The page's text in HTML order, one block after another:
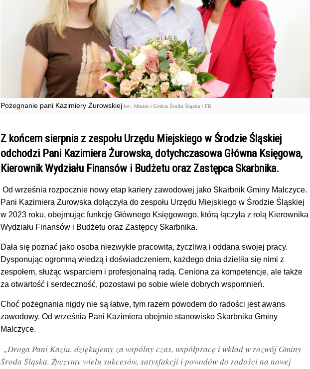
Pożegnanie pani Kazimiery Żurowskiej fot.: Miasto i Gmina Środa Śląska / FB
Z końcem sierpnia z zespołu Urzędu Miejskiego w Środzie Śląskiej
odchodzi Pani Kazimiera Żurowska, dotychczasowa Główna Księgowa,
Kierownik Wydziału Finansów i Budżetu oraz Zastępca Skarbnika.
Od września rozpocznie nowy etap kariery zawodowej jako Skarbnik Gminy Malczyce.
Pani Kazimiera Żurowska dołączyła do zespołu Urzędu Miejskiego w Środzie Śląskiej
w 2023 roku, obejmując funkcję Głównego Księgowego, którą łączyła z rolą Kierownika
Wydziału Finansów i Budżetu oraz Zastępcy Skarbnika.
Dała się poznać jako osoba niezwykle pracowita, życzliwa i oddana swojej pracy.
Dysponując ogromną wiedzą i doświadczeniem, każdego dnia dzieliła się nimi z
zespołem, służąc wsparciem i profesjonalną radą. Ceniona za kompetencje, ale także
za otwartość i serdeczność, pozostawi po sobie wiele dobrych wspomnień.
Choć pożegnania nigdy nie są łatwe, tym razem powodem do radości jest awans
zawodowy. Od września Pani Kazimiera obejmie stanowisko Skarbnika Gminy
Malczyce.
„Droga Pani Kaziu, dziękujemy za wspólny czas, współpracę i wkład w rozwój Gminy
Środa Śląska. Życzymy wielu sukcesów, satysfakcji i powodów do radości na nowej